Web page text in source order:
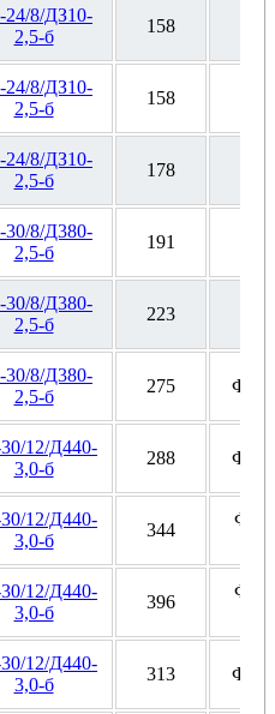
8/ДЗ10-
2,5-б
158
8/ДЗ10-
2,5-б
158
8/ДЗ10-
2,5-б
178
8/Д380-
2,5-б
191
8/Д380-
2,5-б
223
8/Д380-
2,5-б
275 Ф6,
12/Д440-
3,0-б
288 Ф6,
12/Д440-
3,0-б
344
Ф6,
12/Д440-
3,0-б
396
Ф6,
12/Д440-
3,0-б
313 Ф6,